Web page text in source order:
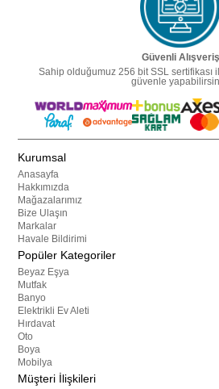
Güvenli Alışveriş
Sahip olduğumuz 256 bit SSL sertifikası
güvenle
Kurumsal
Anasayfa
Hakkımızda
Mağazalarımız
Bize Ulaşın
Markalar
Havale Bildirimi
Popüler Kategoriler
Beyaz Eşya
Mutfak
Banyo
Elektrikli Ev Aleti
Hırdavat
Oto
Boya
Mobilya
Müşteri İlişkileri